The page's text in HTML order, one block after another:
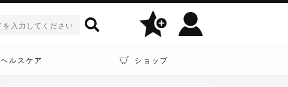
ヘルスケア ショップ